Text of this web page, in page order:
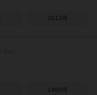
2013年
1960年